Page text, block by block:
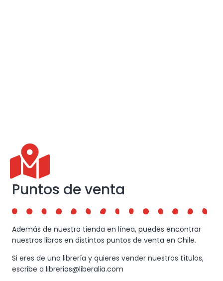
Puntos de venta
Además de nuestra tienda en línea, puedes encontrar
nuestros libros en distintos puntos de venta en Chile.
Si eres de una librería y quieres vender nuestros títulos,
escribe a librerias@liberalia.com